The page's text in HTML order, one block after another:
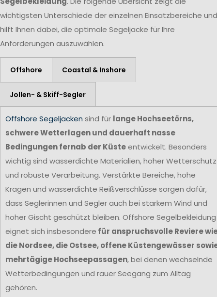
wichtigsten Unterschiede der einzelnen Einsatzbereiche und
hilft Ihnen dabei, die optimale Segeljacke für Ihre
Anforderungen auszuwählen.
Offshore Coastal & Inshore
Jollen- & Skiff-Segler
Offshore Segeljacken sind für lange Hochseetörns,
schwere Wetterlagen und dauerhaft nasse
Bedingungen fernab der Küsteentwickelt. Besonders
wichtig sind wasserdichte Materialien, hoher Wetterschutz
und robuste Verarbeitung. Verstärkte Bereiche, hohe
Kragen und wasserdichte Reißverschlüsse sorgen dafür,
dass Seglerinnen und Segler auch bei starkem Wind und
hoher Gischt geschützt bleiben. Offshore Segelbekleidung
eignet sich insbesondere für anspruchsvolle Reviere
die Nordsee, die Ostsee, offene Küstengewässer
mehrtägige Hochseepassagen, bei denen wechselnde
Wetterbedingungen und rauer Seegang zum Alltag
gehören.